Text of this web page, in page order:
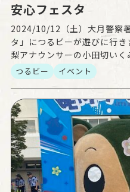
安心フェスタ
2024/10/12（土）大月警察
タ」につるビーが遊びに行
梨アナウンサーの小田切い
催しが行われます。 子ども
つるビー イベント